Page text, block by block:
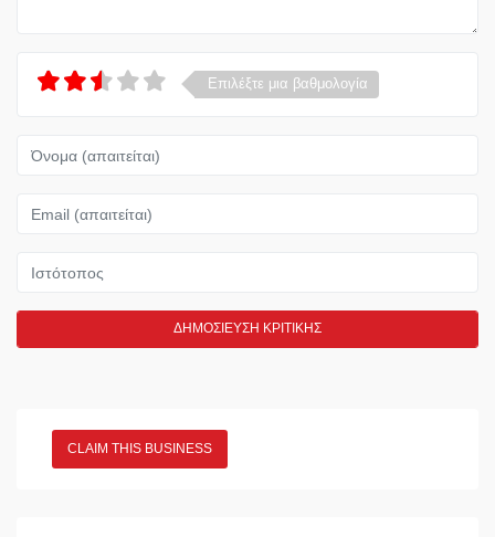
Επιλέξτε μια βαθμολογία
Όνομα
Email
Ιστότοπος
CLAIM THIS BUSINESS